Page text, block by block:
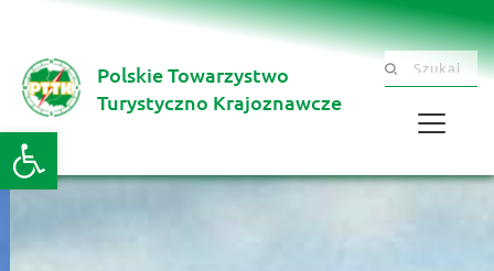
Otwórz pasek narzędzi
Polskie Towarzystwo
Turystyczno Krajoznawcze
Szukaj .......